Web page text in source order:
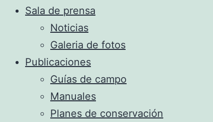
Sala de prensa
Noticias
Galeria de fotos
Publicaciones
Guías de campo
Manuales
Planes de conservación